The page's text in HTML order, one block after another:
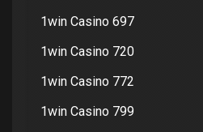
1win Casino 697
1win Casino 720
1win Casino 772
1win Casino 799